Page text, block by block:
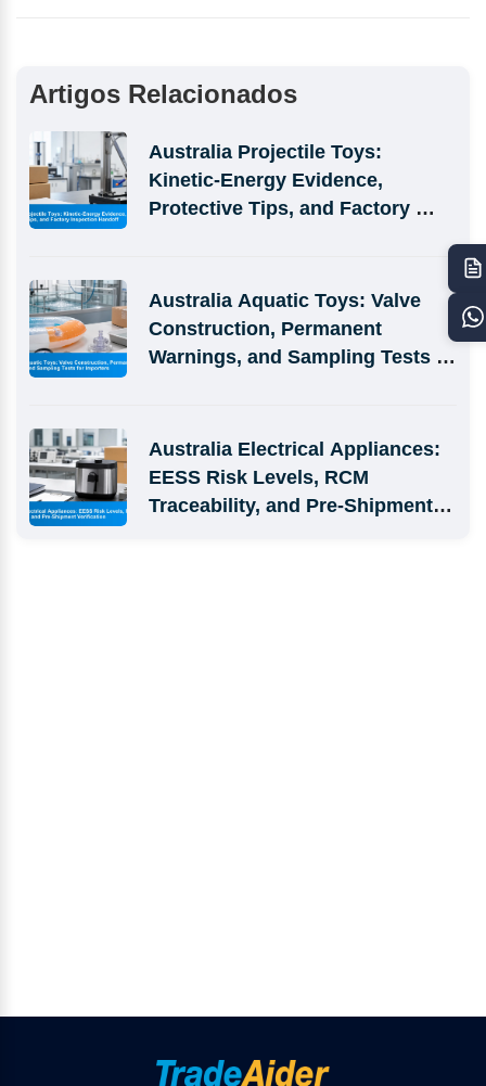
Artigos Relacionados
Australia Projectile Toys:
Kinetic-Energy Evidence,
Protective Tips, and Factory
Australia Aquatic Toys: Valve
Construction, Permanent
Warnings, and Sampling Tests
Australia Electrical Appliances:
EESS Risk Levels, RCM
Traceability, and Pre-Shipment